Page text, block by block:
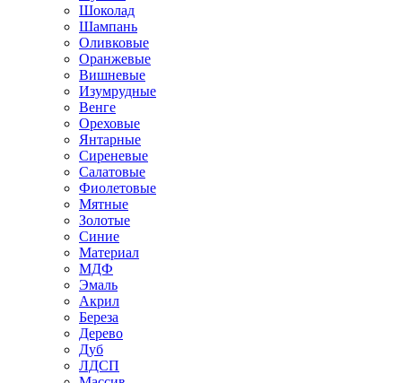
Шоколад
Шампань
Оливковые
Оранжевые
Вишневые
Изумрудные
Венге
Ореховые
Янтарные
Сиреневые
Салатовые
Фиолетовые
Мятные
Золотые
Синие
Материал
МДФ
Эмаль
Акрил
Береза
Дерево
Дуб
ЛДСП